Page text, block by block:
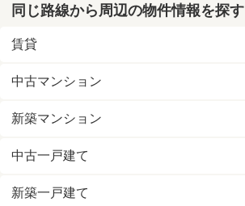
同じ路線から周辺の物件情報を探す
賃貸
中古マンション
新築マンション
中古一戸建て
新築一戸建て